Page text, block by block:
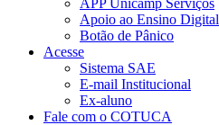
APP Unicamp Serviços
Apoio ao Ensino Digital
Botão de Pânico
Acesse
Sistema SAE
E-mail Institucional
Ex-aluno
Fale com o COTUCA